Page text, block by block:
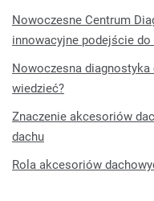
Nowoczesne Centrum
innowacyjne podejście do
Nowoczesna
wiedzieć?
Znaczenie akcesoriów
dachu
Rola akcesoriów